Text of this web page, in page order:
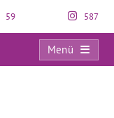
59 587
Menü